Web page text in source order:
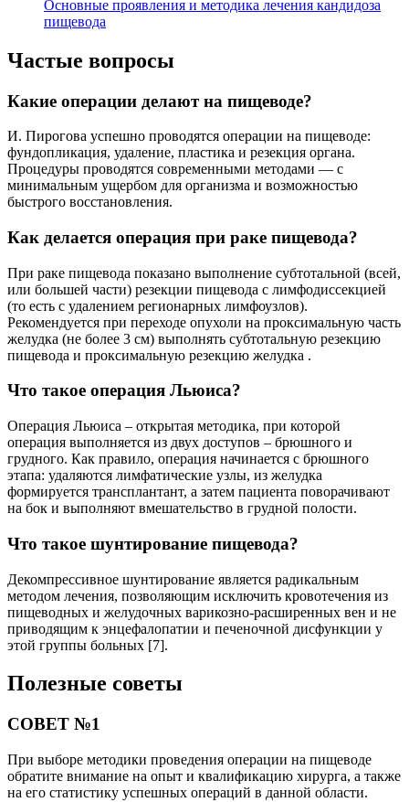
Основные проявления и методика лечения кандидоза
пищевода
Частые вопросы
Какие операции делают на пищеводе?
И. Пирогова успешно проводятся операции на пищеводе:
фундопликация, удаление, пластика и резекция органа.
Процедуры проводятся современными методами — с
минимальным ущербом для организма и возможностью
быстрого восстановления.
Как делается операция при раке пищевода?
При раке пищевода показано выполнение субтотальной (всей,
или большей части) резекции пищевода с лимфодиссекцией
(то есть с удалением регионарных лимфоузлов).
Рекомендуется при переходе опухоли на проксимальную часть
желудка (не более 3 см) выполнять субтотальную резекцию
пищевода и проксимальную резекцию желудка .
Что такое операция Льюиса?
Операция Льюиса – открытая методика, при которой
операция выполняется из двух доступов – брюшного и
грудного. Как правило, операция начинается с брюшного
этапа: удаляются лимфатические узлы, из желудка
формируется трансплантант, а затем пациента поворачивают
на бок и выполняют вмешательство в грудной полости.
Что такое шунтирование пищевода?
Декомпрессивное шунтирование является радикальным
методом лечения, позволяющим исключить кровотечения из
пищеводных и желудочных варикозно-расширенных вен и не
приводящим к энцефалопатии и печеночной дисфункции у
этой группы больных [7].
Полезные советы
СОВЕТ №1
При выборе методики проведения операции на пищеводе
обратите внимание на опыт и квалификацию хирурга, а также
на его статистику успешных операций в данной области.